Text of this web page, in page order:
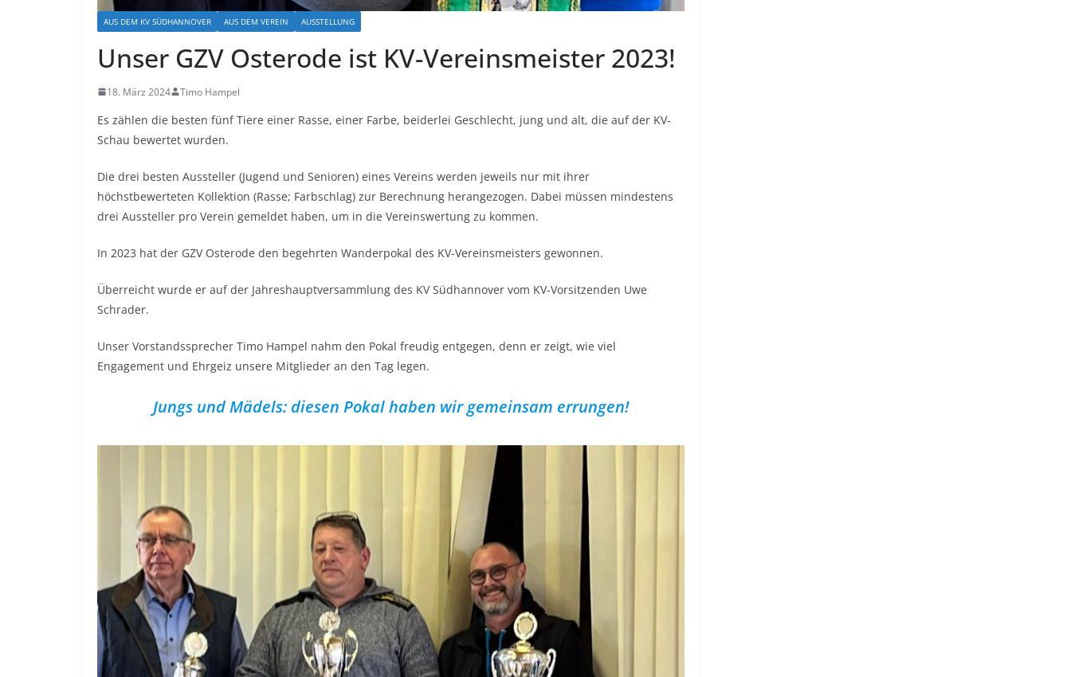
AUS DEM KV SÜDHANNOVER AUS DEM VEREIN AUSSTELLUNG
Unser GZV Osterode ist KV-Vereinsmeister 2023!
18. März 2024 Timo Hampel
Es zählen die besten fünf Tiere einer Rasse, einer Farbe, beiderlei Geschlecht, jung und alt, die auf der KV-
Schau bewertet wurden.
Die drei besten Aussteller (Jugend und Senioren) eines Vereins werden jeweils nur mit ihrer
höchstbewerteten Kollektion (Rasse; Farbschlag) zur Berechnung herangezogen. Dabei müssen mindestens
drei Aussteller pro Verein gemeldet haben, um in die Vereinswertung zu kommen.
In 2023 hat der GZV Osterode den begehrten Wanderpokal des KV-Vereinsmeisters gewonnen.
Überreicht wurde er auf der Jahreshauptversammlung des KV Südhannover vom KV-Vorsitzenden Uwe
Schrader.
Unser Vorstandssprecher Timo Hampel nahm den Pokal freudig entgegen, denn er zeigt, wie viel
Engagement und Ehrgeiz unsere Mitglieder an den Tag legen.
Jungs und Mädels: diesen Pokal haben wir gemeinsam errungen!